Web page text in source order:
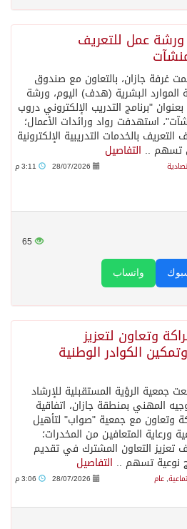
عمل للتعريف
غرفة جازان، بالتعاون مع صندوق
الموارد البشرية (هدف) اليوم، ورشة
"برنامج التدريب الإلكتروني دروب
استهدفت رواد ورائدات الأعمال؛
بالخدمات التدريبية الإلكترونية
تسهم .. التفاصيل
28/07/2026
65
واتساب
وتعاون لتعزيز
الكوادر الوطنية
جمعية الرؤية المستقبلية للإرشاد
المهني بمنطقة جازان، اتفاقية
وتعاون مع جمعية "صواب" لتأهيل
ورعاية المتعافين من المخدرات؛
تعزيز التعاون المشترك في تقديم
نوعية تسهم .. التفاصيل
, عام 28/07/2026